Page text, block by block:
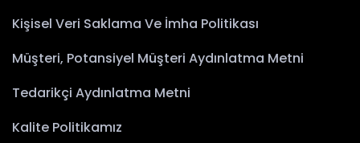
Kişisel Veri Saklama Ve İmha Politikası
Müşteri, Potansiyel Müşteri Aydınlatma Metni
Tedarikçi Aydınlatma Metni
Kalite Politikamız